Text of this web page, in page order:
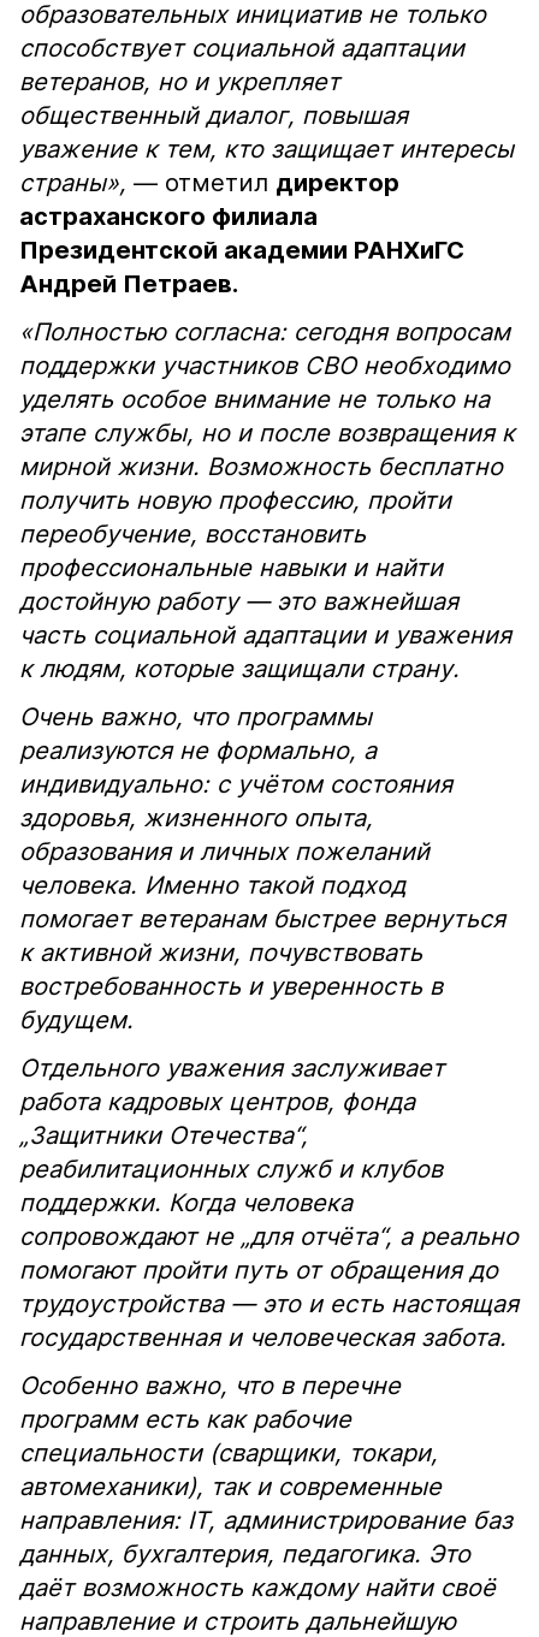
образовательных инициатив не только
способствует социальной адаптации
ветеранов, но и укрепляет
общественный диалог, повышая
уважение к тем, кто защищает интересы
страны», — отметил директор
астраханского филиала
Президентской академии РАНХиГС
Андрей Петраев.
«Полностью согласна: сегодня вопросам
поддержки участников СВО необходимо
уделять особое внимание не только на
этапе службы, но и после возвращения к
мирной жизни. Возможность бесплатно
получить новую профессию, пройти
переобучение, восстановить
профессиональные навыки и найти
достойную работу — это важнейшая
часть социальной адаптации и уважения
к людям, которые защищали страну.
Очень важно, что программы
реализуются не формально, а
индивидуально: с учётом состояния
здоровья, жизненного опыта,
образования и личных пожеланий
человека. Именно такой подход
помогает ветеранам быстрее вернуться
к активной жизни, почувствовать
востребованность и уверенность в
будущем.
Отдельного уважения заслуживает
работа кадровых центров, фонда
„Защитники Отечества“,
реабилитационных служб и клубов
поддержки. Когда человека
сопровождают не „для отчёта“, а реально
помогают пройти путь от обращения до
трудоустройства — это и есть настоящая
государственная и человеческая забота.
Особенно важно, что в перечне
программ есть как рабочие
специальности (сварщики, токари,
автомеханики), так и современные
направления: IT, администрирование баз
данных, бухгалтерия, педагогика. Это
даёт возможность каждому найти своё
направление и строить дальнейшую